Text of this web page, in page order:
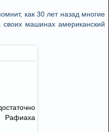
как 30 лет назад многие
машинах американский
Рафиаха